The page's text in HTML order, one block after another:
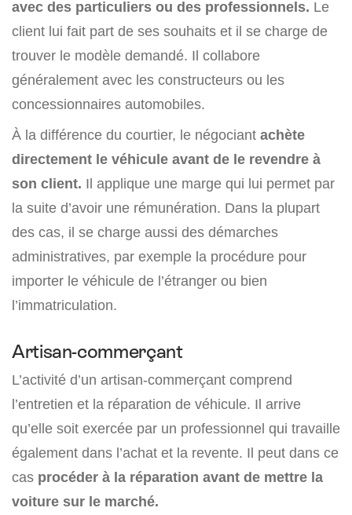
avec des particuliers ou des professionnels. Le
client lui fait part de ses souhaits et il se charge de
trouver le modèle demandé. Il collabore
généralement avec les constructeurs ou les
concessionnaires automobiles.
À la différence du courtier, le négociant achète
directement le véhicule avant de le revendre à
son client. Il applique une marge qui lui permet par
la suite d’avoir une rémunération. Dans la plupart
des cas, il se charge aussi des démarches
administratives, par exemple la procédure pour
importer le véhicule de l’étranger ou bien
l’immatriculation.
Artisan-commerçant
L’activité d’un artisan-commerçant comprend
l’entretien et la réparation de véhicule. Il arrive
qu’elle soit exercée par un professionnel qui travaille
également dans l’achat et la revente. Il peut dans ce
cas procéder à la réparation avant de mettre la
voiture sur le marché.